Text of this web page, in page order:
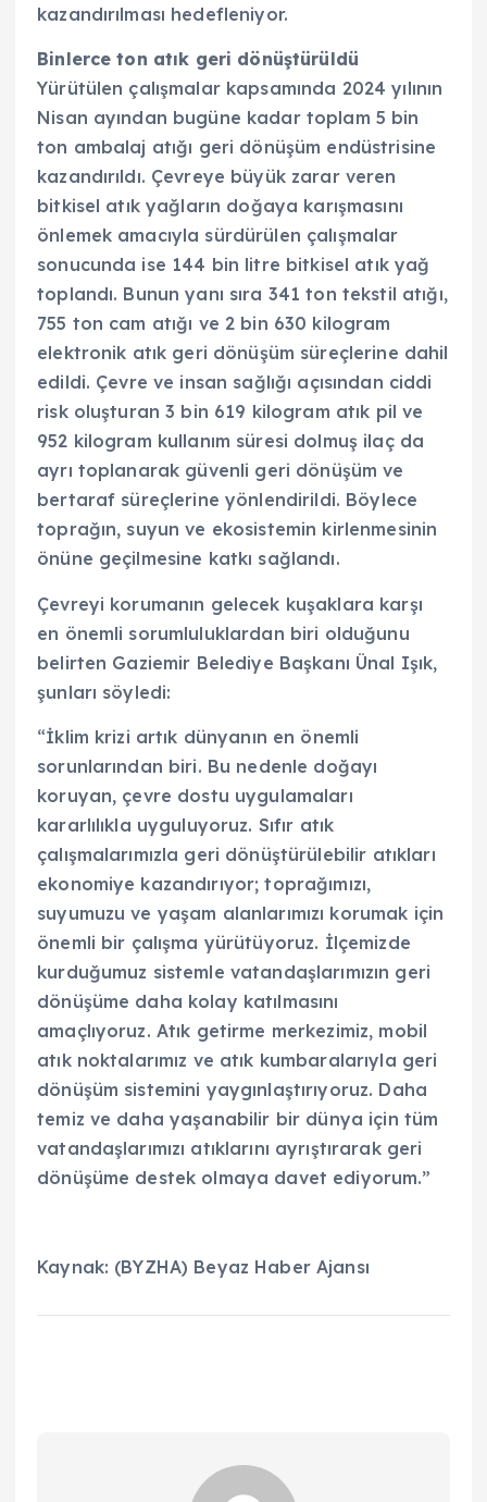
kazandırılması hedefleniyor.
Binlerce ton atık geri dönüştürüldü
Yürütülen çalışmalar kapsamında 2024 yılının
Nisan ayından bugüne kadar toplam 5 bin
ton ambalaj atığı geri dönüşüm endüstrisine
kazandırıldı. Çevreye büyük zarar veren
bitkisel atık yağların doğaya karışmasını
önlemek amacıyla sürdürülen çalışmalar
sonucunda ise 144 bin litre bitkisel atık yağ
toplandı. Bunun yanı sıra 341 ton tekstil atığı,
755 ton cam atığı ve 2 bin 630 kilogram
elektronik atık geri dönüşüm süreçlerine dahil
edildi. Çevre ve insan sağlığı açısından ciddi
risk oluşturan 3 bin 619 kilogram atık pil ve
952 kilogram kullanım süresi dolmuş ilaç da
ayrı toplanarak güvenli geri dönüşüm ve
bertaraf süreçlerine yönlendirildi. Böylece
toprağın, suyun ve ekosistemin kirlenmesinin
önüne geçilmesine katkı sağlandı.
Çevreyi korumanın gelecek kuşaklara karşı
en önemli sorumluluklardan biri olduğunu
belirten Gaziemir Belediye Başkanı Ünal Işık,
şunları söyledi:
“İklim krizi artık dünyanın en önemli
sorunlarından biri. Bu nedenle doğayı
koruyan, çevre dostu uygulamaları
kararlılıkla uyguluyoruz. Sıfır atık
çalışmalarımızla geri dönüştürülebilir atıkları
ekonomiye kazandırıyor; toprağımızı,
suyumuzu ve yaşam alanlarımızı korumak için
önemli bir çalışma yürütüyoruz. İlçemizde
kurduğumuz sistemle vatandaşlarımızın geri
dönüşüme daha kolay katılmasını
amaçlıyoruz. Atık getirme merkezimiz, mobil
atık noktalarımız ve atık kumbaralarıyla geri
dönüşüm sistemini yaygınlaştırıyoruz. Daha
temiz ve daha yaşanabilir bir dünya için tüm
vatandaşlarımızı atıklarını ayrıştırarak geri
dönüşüme destek olmaya davet ediyorum.”
Kaynak: (BYZHA) Beyaz Haber Ajansı